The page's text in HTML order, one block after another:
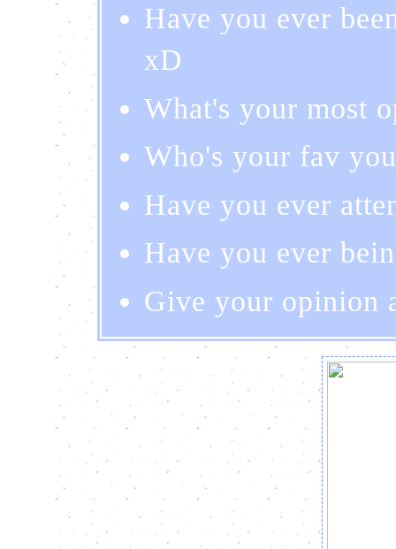
Have you ever
xD
What's your most
Who's your fav
Have you ever
Have you ever
Give your opinion